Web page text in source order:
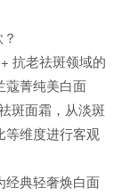
抗老祛斑领域的
蔻菁纯美白面
斑面霜，从淡斑
等维度进行客观
经典轻奢焕白面